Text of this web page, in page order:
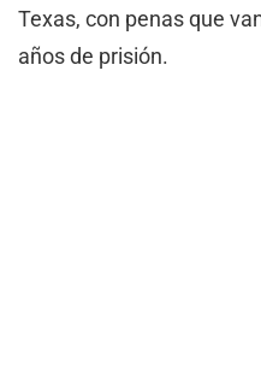
Texas, con penas que
años de prisión.